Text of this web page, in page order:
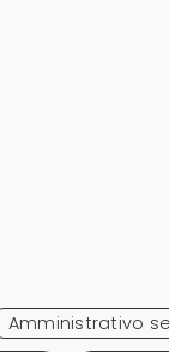
Amministrativo